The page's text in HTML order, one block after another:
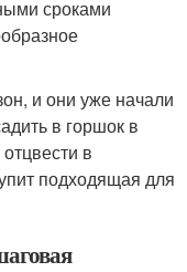
сроками
и они уже начали
в горшок в
в
подходящая для